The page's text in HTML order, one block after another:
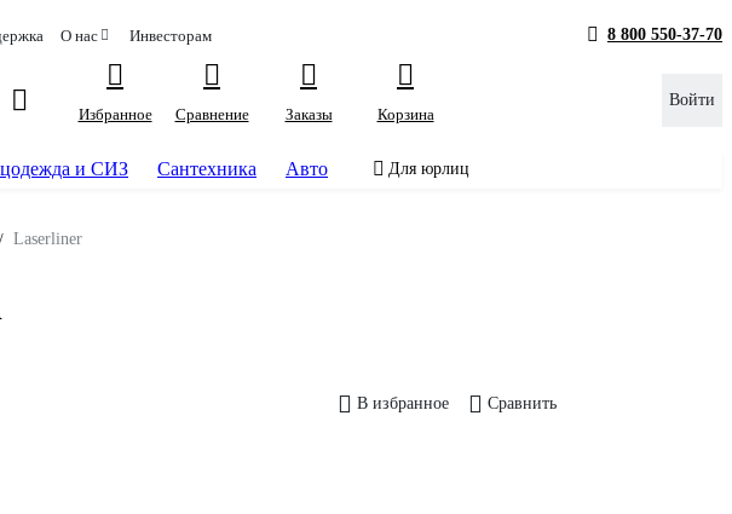
О нас Инвесторам 8 800 550-37-70
Избранное
Сравнение Заказы Корзина
Войти
и СИЗ Сантехника Авто Для юрлиц
/ Laserliner
В избранное Сравнить